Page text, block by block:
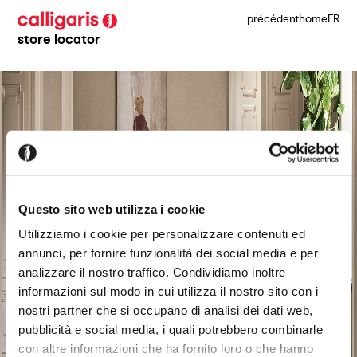
Questo sito web utilizza i cookie
Utilizziamo i cookie per personalizzare contenuti ed
annunci, per fornire funzionalità dei social media e per
analizzare il nostro traffico. Condividiamo inoltre
informazioni sul modo in cui utilizza il nostro sito con i
nostri partner che si occupano di analisi dei dati web,
pubblicità e social media, i quali potrebbero combinarle
con altre informazioni che ha fornito loro o che hanno
store locator
précédenthomeFR